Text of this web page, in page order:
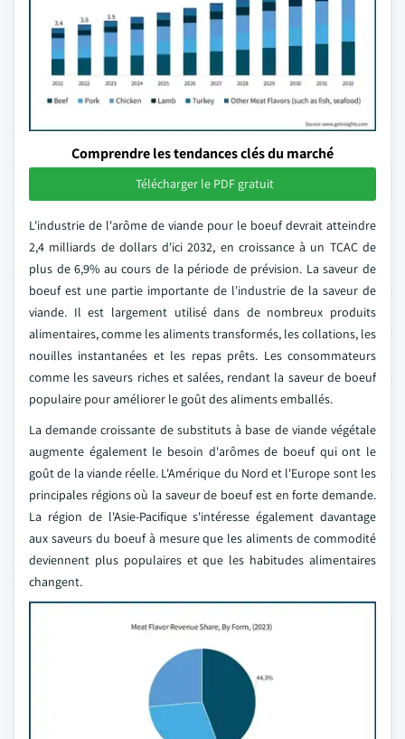
Comprendre les tendances clés du marché
Télécharger le PDF gratuit
L'industrie de l'arôme de viande pour le boeuf devrait atteindre
2,4 milliards de dollars d'ici 2032, en croissance à un TCAC de
plus de 6,9% au cours de la période de prévision. La saveur de
boeuf est une partie importante de l'industrie de la saveur de
viande. Il est largement utilisé dans de nombreux produits
alimentaires, comme les aliments transformés, les collations, les
nouilles instantanées et les repas prêts. Les consommateurs
comme les saveurs riches et salées, rendant la saveur de boeuf
populaire pour améliorer le goût des aliments emballés.
La demande croissante de substituts à base de viande végétale
augmente également le besoin d'arômes de boeuf qui ont le
goût de la viande réelle. L'Amérique du Nord et l'Europe sont les
principales régions où la saveur de boeuf est en forte demande.
La région de l'Asie-Pacifique s'intéresse également davantage
aux saveurs du boeuf à mesure que les aliments de commodité
deviennent plus populaires et que les habitudes alimentaires
changent.